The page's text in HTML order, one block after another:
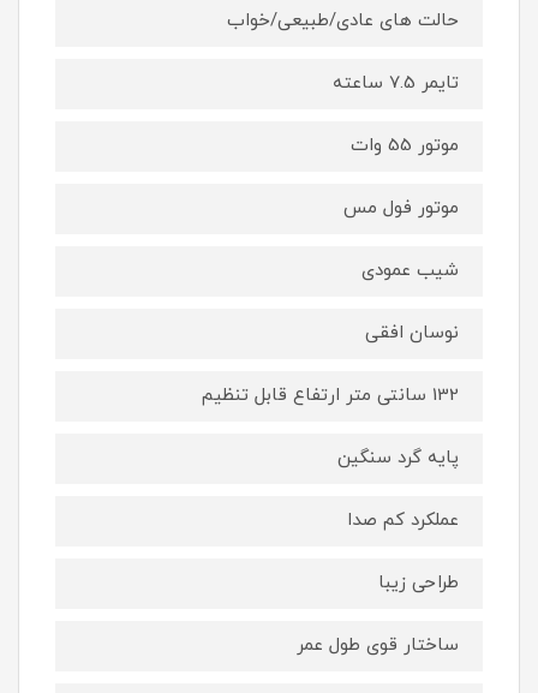
حالت های عادی/طبیعی/خواب
تایمر 7.5 ساعته
موتور 55 وات
موتور فول مس
شیب عمودی
نوسان افقی
132 سانتی متر ارتفاع قابل تنظیم
پایه گرد سنگین
عملکرد کم صدا
طراحی زیبا
ساختار قوی طول عمر